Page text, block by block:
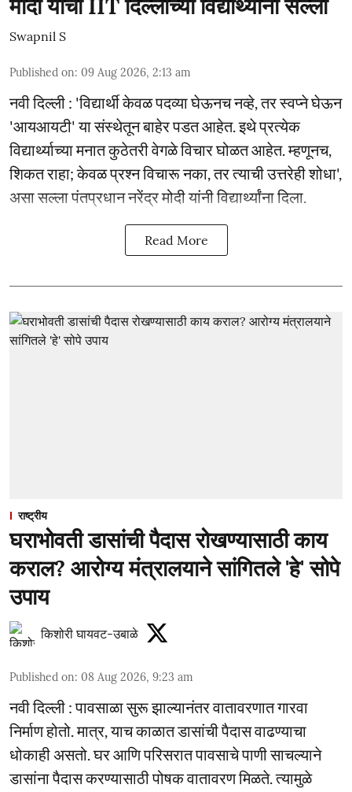
मोदी यांचा IIT दिल्लीच्या विद्यार्थ्यांना सल्ला
Swapnil S
Published on: 09 Aug 2026, 2:13 am
नवी दिल्ली : 'विद्यार्थी केवळ पदव्या घेऊनच नव्हे, तर स्वप्ने घेऊन
'आयआयटी' या संस्थेतून बाहेर पडत आहेत. इथे प्रत्येक
विद्यार्थ्याच्या मनात कुठेतरी वेगळे विचार घोळत आहेत. म्हणूनच,
शिकत राहा; केवळ प्रश्न विचारू नका, तर त्याची उत्तरेही शोधा',
असा सल्ला पंतप्रधान नरेंद्र मोदी यांनी विद्यार्थ्यांना दिला.
Read More
राष्ट्रीय
घराभोवती डासांची पैदास रोखण्यासाठी काय
कराल? आरोग्य मंत्रालयाने सांगितले 'हे' सोपे
उपाय
किशोरी घायवट-उबाळे
Published on: 08 Aug 2026, 9:23 am
नवी दिल्ली : पावसाळा सुरू झाल्यानंतर वातावरणात गारवा
निर्माण होतो. मात्र, याच काळात डासांची पैदास वाढण्याचा
धोकाही असतो. घर आणि परिसरात पावसाचे पाणी साचल्याने
डासांना पैदास करण्यासाठी पोषक वातावरण मिळते. त्यामुळे